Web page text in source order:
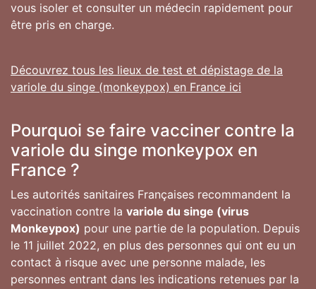
vous isoler et consulter un médecin rapidement pour
être pris en charge.
Découvrez tous les lieux de test et dépistage de la
variole du singe (monkeypox) en France ici
Pourquoi se faire vacciner contre la
variole du singe monkeypox en
France ?
Les autorités sanitaires Françaises recommandent la
vaccination contre la variole du singe (virus
Monkeypox) pour une partie de la population. Depuis
le 11 juillet 2022, en plus des personnes qui ont eu un
contact à risque avec une personne malade, les
personnes entrant dans les indications retenues par la